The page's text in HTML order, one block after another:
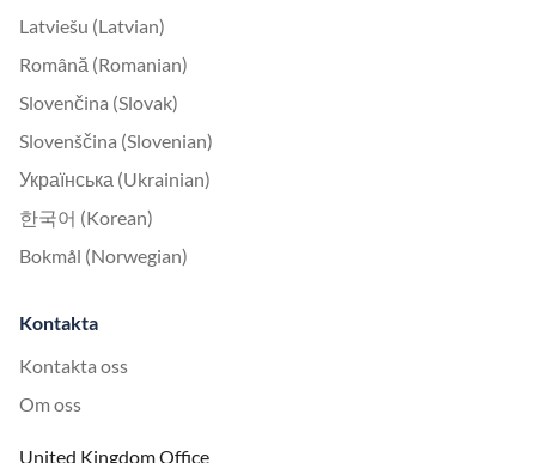
Latviešu (Latvian)
Română (Romanian)
Slovenčina (Slovak)
Slovenščina (Slovenian)
Українська (Ukrainian)
한국어 (Korean)
Bokmål (Norwegian)
Kontakta
Kontakta oss
Om oss
United Kingdom Office